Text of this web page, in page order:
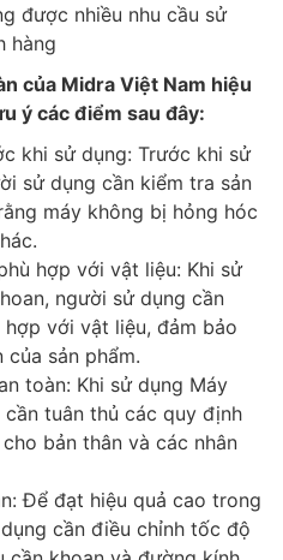
được nhiều nhu cầu sử
hàng
của Midra Việt Nam hiệu
ý các điểm sau đây:
khi sử dụng: Trước khi sử
sử dụng cần kiểm tra sản
máy không bị hỏng hóc
hợp với vật liệu: Khi sử
người sử dụng cần
với vật liệu, đảm bảo
của sản phẩm.
toàn: Khi sử dụng Máy
tuân thủ các quy định
bản thân và các nhân
Để đạt hiệu quả cao trong
cần điều chỉnh tốc độ